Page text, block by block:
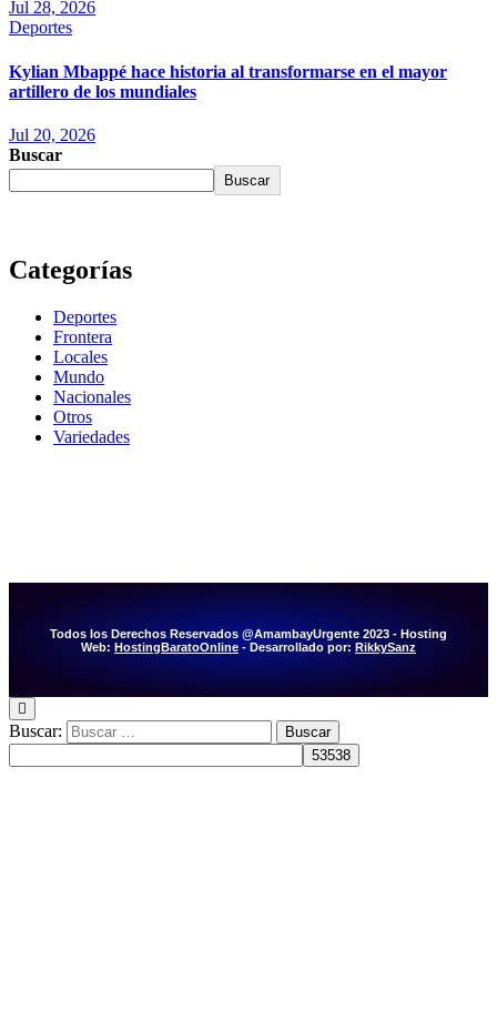
Jul 28, 2026
Deportes
Kylian Mbappé hace historia al transformarse en el mayor
artillero de los mundiales
Jul 20, 2026
Buscar
Buscar
Categorías
Deportes
Frontera
Locales
Mundo
Nacionales
Otros
Variedades
Todos los Derechos Reservados @AmambayUrgente 2023 - Hosting
Web: HostingBaratoOnline - Desarrollado por: RikkySanz
Buscar: